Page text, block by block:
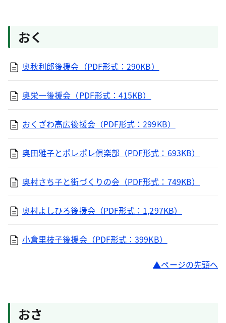
おく
奥秋利郎後援会（PDF形式：290KB）
奥栄一後援会（PDF形式：415KB）
おくざわ高広後援会（PDF形式：299KB）
奥田雅子とポレポレ倶楽部（PDF形式：693KB）
奥村さち子と街づくりの会（PDF形式：749KB）
奥村よしひろ後援会（PDF形式：1,297KB）
小倉里枝子後援会（PDF形式：399KB）
ページの先頭へ
おさ